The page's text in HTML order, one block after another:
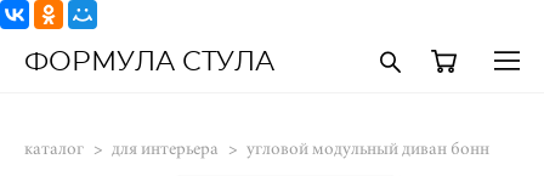
ФОРМУЛА СТУЛА
каталог > для интерьера > угловой модульный диван бонн